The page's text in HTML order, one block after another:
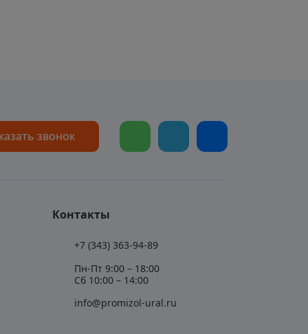
звонок
Контакты
+7 (343) 363-94-89
Пн-Пт 9:00 – 18:00
Сб 10:00 – 14:00
info@promizol-ural.ru